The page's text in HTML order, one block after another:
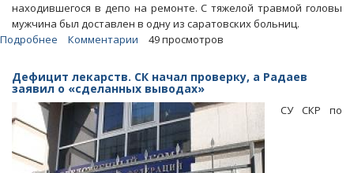
находившегося в депо на ремонте. С тяжелой травмой головы
мужчина был доставлен в одну из саратовских больниц.
Подробнее
В
Саратове
электрик
СГЭТ
едва
не
Комментарии 49 просмотров
Дефицит лекарств. СК начал проверку, а Радаев
заявил о «сделанных выводах»
СУ СКР по